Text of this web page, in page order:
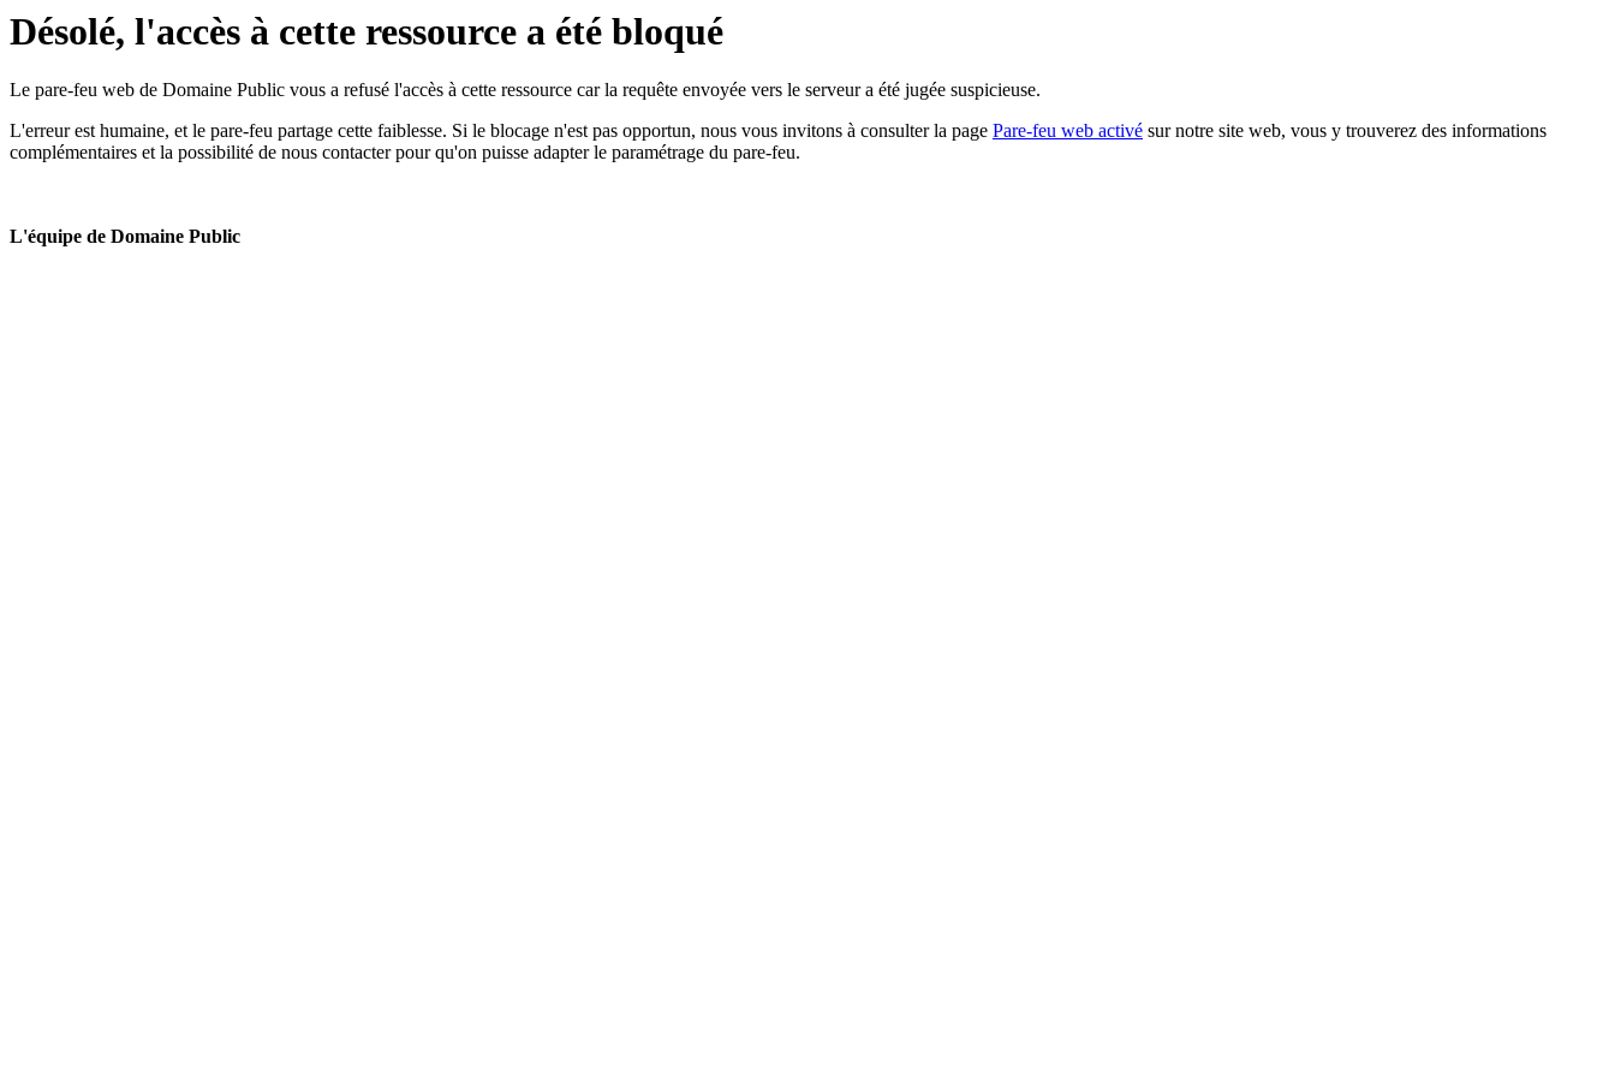
Désolé, l'accès à cette ressource a été bloqué
Le pare-feu web de Domaine Public vous a refusé l'accès à cette ressource car la requête envoyée vers le serveur a été jugée suspicieuse.
L'erreur est humaine, et le pare-feu partage cette faiblesse. Si le blocage n'est pas opportun, nous vous invitons à consulter la page Pare-feu web activé sur notre site web, vous y trouverez des informations
complémentaires et la possibilité de nous contacter pour qu'on puisse adapter le paramétrage du pare-feu.
L'équipe de Domaine Public